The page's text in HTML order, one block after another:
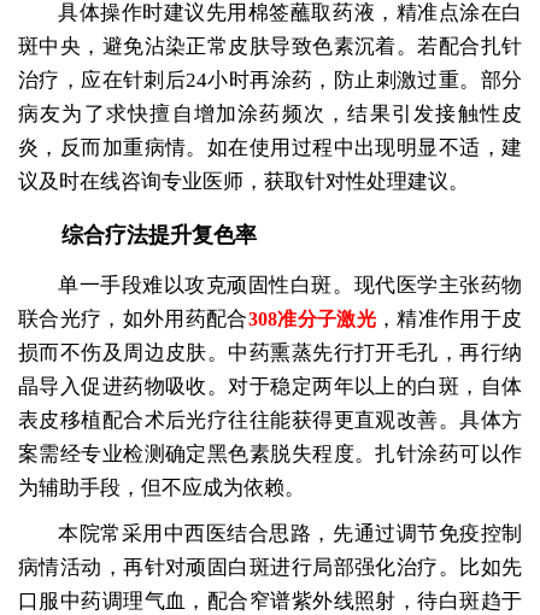
具体操作时建议先用棉签蘸取药液，精准点涂在白
斑中央，避免沾染正常皮肤导致色素沉着。若配合扎针
治疗，应在针刺后24小时再涂药，防止刺激过重。部分
病友为了求快擅自增加涂药频次，结果引发接触性皮
炎，反而加重病情。如在使用过程中出现明显不适，建
议及时在线咨询专业医师，获取针对性处理建议。
综合疗法提升复色率
单一手段难以攻克顽固性白斑。现代医学主张药物
联合光疗，如外用药配合308准分子激光，精准作用于皮
损而不伤及周边皮肤。中药熏蒸先行打开毛孔，再行纳
晶导入促进药物吸收。对于稳定两年以上的白斑，自体
表皮移植配合术后光疗往往能获得更直观改善。具体方
案需经专业检测确定黑色素脱失程度。扎针涂药可以作
为辅助手段，但不应成为依赖。
本院常采用中西医结合思路，先通过调节免疫控制
病情活动，再针对顽固白斑进行局部强化治疗。比如先
口服中药调理气血，配合窄谱紫外线照射，待白斑趋于